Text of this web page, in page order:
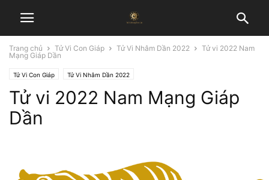
Trang chủ Tử Vi Con Giáp Tử Vi Nhâm Dần 2022
Tử vi 2022 Nam
Mạng Giáp Dần
Tử Vi Con Giáp Tử Vi Nhâm Dần 2022
Tử vi 2022 Nam Mạng Giáp
Dần